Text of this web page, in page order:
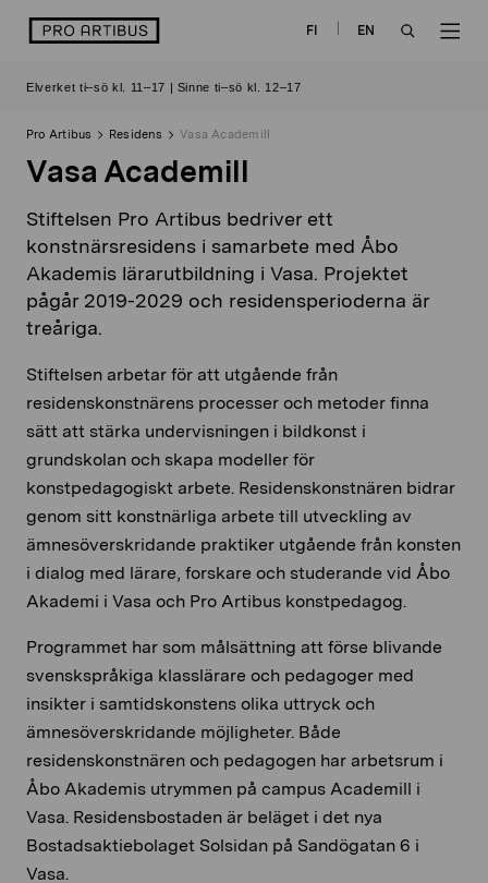
logo FI
EN
Elverket ti–sö kl. 11–17 | Sinne ti–sö kl. 12–17
Pro Artibus Residens Vasa Academill
Vasa Academill
Stiftelsen Pro Artibus bedriver ett
konstnärsresidens i samarbete med Åbo
Akademis lärarutbildning i Vasa. Projektet
pågår 2019-2029 och residensperioderna är
treåriga.
Stiftelsen arbetar för att utgående från
residenskonstnärens processer och metoder finna
sätt att stärka undervisningen i bildkonst i
grundskolan och skapa modeller för
konstpedagogiskt arbete. Residenskonstnären bidrar
genom sitt konstnärliga arbete till utveckling av
ämnesöverskridande praktiker utgående från konsten
i dialog med lärare, forskare och studerande vid Åbo
Akademi i Vasa och Pro Artibus konstpedagog.
Programmet har som målsättning att förse blivande
svenskspråkiga klasslärare och pedagoger med
insikter i samtidskonstens olika uttryck och
ämnesöverskridande möjligheter. Både
residenskonstnären och pedagogen har arbetsrum i
Åbo Akademis utrymmen på campus Academill i
Vasa. Residensbostaden är beläget i det nya
Bostadsaktiebolaget Solsidan på Sandögatan 6 i
Vasa.